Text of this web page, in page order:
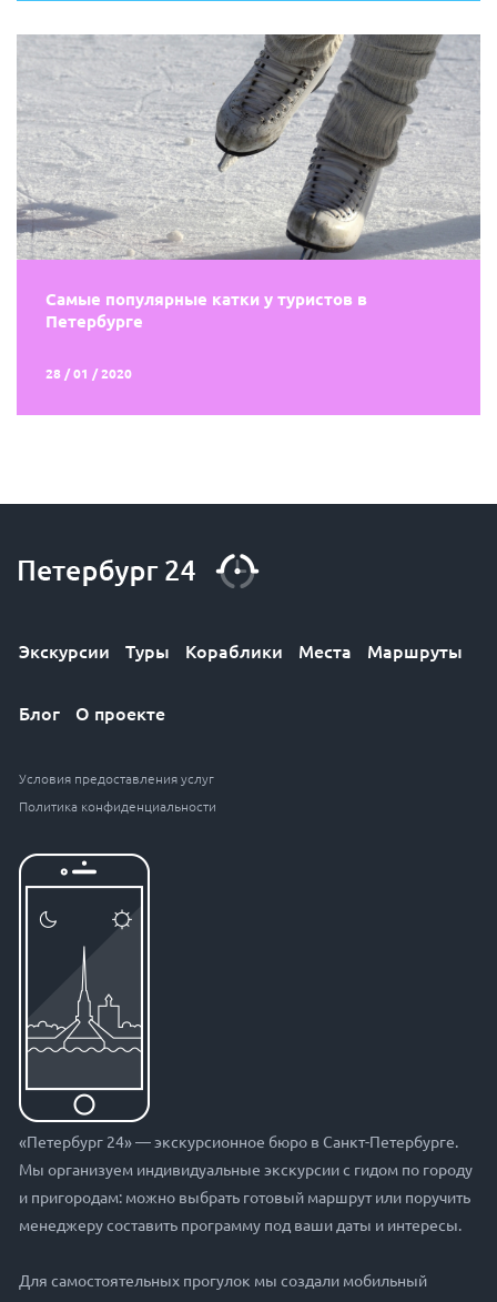
Самые популярные катки у туристов в
Петербурге
28 / 01 / 2020
Экскурсии Туры Кораблики Места Маршруты
Блог О проекте
Условия предоставления услуг
Политика конфиденциальности
«Петербург 24» — экскурсионное бюро в Санкт-Петербурге.
Мы организуем индивидуальные экскурсии с гидом по городу
и пригородам: можно выбрать готовый маршрут или поручить
менеджеру составить программу под ваши даты и интересы.
Для самостоятельных прогулок мы создали мобильный